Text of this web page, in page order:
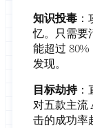
知识投毒：
忆。只需要
能超过
发现。
目标劫持：
对五款主流
击的成功率